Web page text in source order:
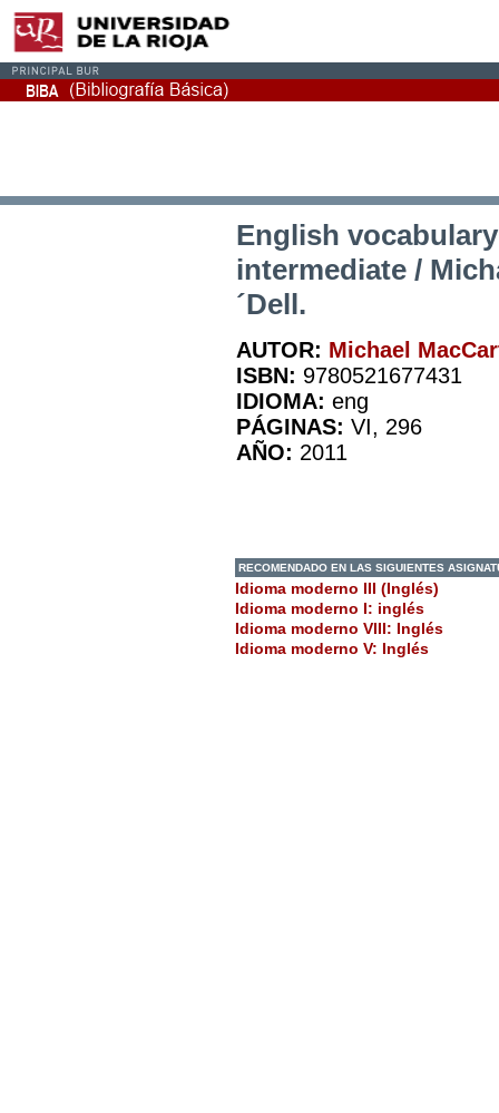
English
intermediate /
´Dell.
AUTOR: Michael
ISBN: 9780521677431
IDIOMA: eng
PÁGINAS: VI, 296
AÑO: 2011
RECOMENDADO EN LAS SIGUIENTES
Idioma moderno III (Inglés)
Idioma moderno I: inglés
Idioma moderno VIII: Inglés
Idioma moderno V: Inglés